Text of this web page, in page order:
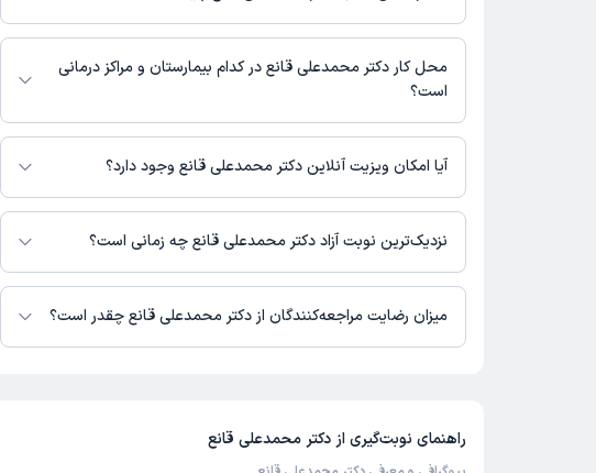
شماره تماس مطب دکتر محمدعلی قانع در حال حاضر در این صفحه ثبت نشده است.
محل کار دکتر محمدعلی قانع در کدام بیمارستان و مراکز درمانی
است؟
اطلاعاتی درباره محل فعالیت دکتر محمدعلی قانع در مراکز درمانی در دسترس نیست.
آیا امکان ویزیت آنلاین دکتر محمدعلی قانع وجود دارد؟
در حال حاضر اطلاعاتی درباره ارائه ویزیت آنلاین توسط دکتر محمدعلی قانع در دسترس
نیست. برای دریافت اطلاعات دقیق‌تر، لطفاً با مطب تماس بگیرید.
نزدیک‌ترین نوبت آزاد دکتر محمدعلی قانع چه زمانی است؟
زمان نوبت‌دهی و پذیرش بیماران با هماهنگی مطب مشخص می‌شود.
میزان رضایت مراجعه‌کنندگان از دکتر محمدعلی قانع چقدر است؟
راهنمای نوبت‌گیری از دکتر محمدعلی قانع